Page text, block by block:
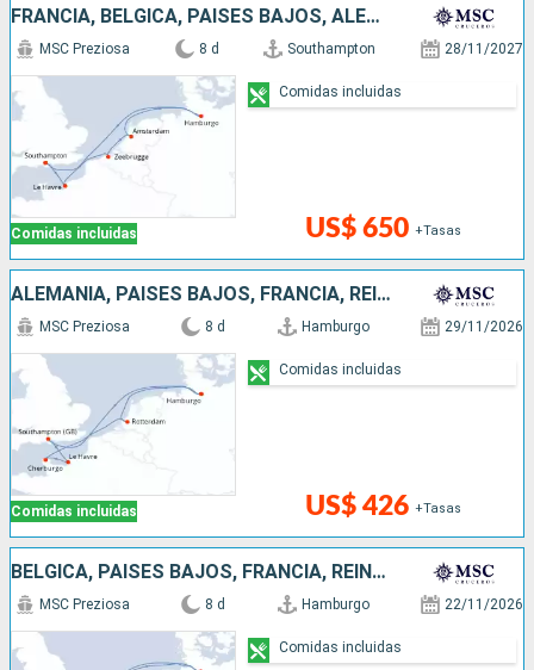
FRANCIA, BÉLGICA, PAISES BAJOS, ALEMANIA, REINO UNIDO
Comidas incluidas
MSC Preziosa 8 d Southampton 28/11/2027
US$ 650 +Tasas
Comidas incluidas
ALEMANIA, PAISES BAJOS, FRANCIA, REINO UNIDO
Comidas incluidas
MSC Preziosa 8 d Hamburgo 29/11/2026
US$ 426 +Tasas
Comidas incluidas
BÉLGICA, PAISES BAJOS, FRANCIA, REINO UNIDO, ALEMANIA
MSC Preziosa 8 d Hamburgo 22/11/2026
Comidas incluidas